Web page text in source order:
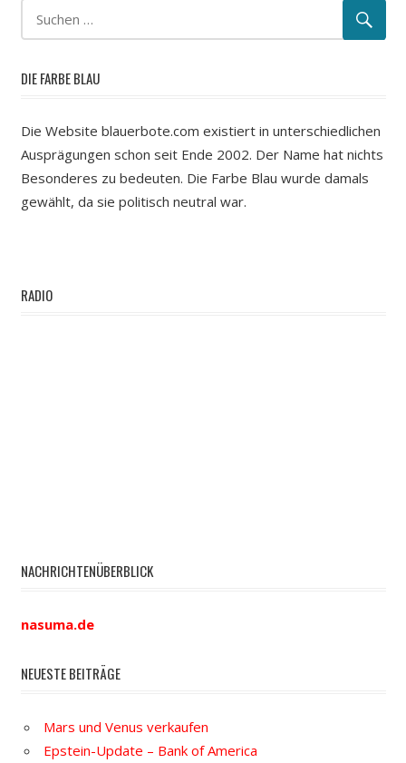
DIE FARBE BLAU
Die Website blauerbote.com existiert in unterschiedlichen
Ausprägungen schon seit Ende 2002. Der Name hat nichts
Besonderes zu bedeuten. Die Farbe Blau wurde damals
gewählt, da sie politisch neutral war.
RADIO
NACHRICHTENÜBERBLICK
nasuma.de
NEUESTE BEITRÄGE
Mars und Venus verkaufen
Epstein-Update – Bank of America